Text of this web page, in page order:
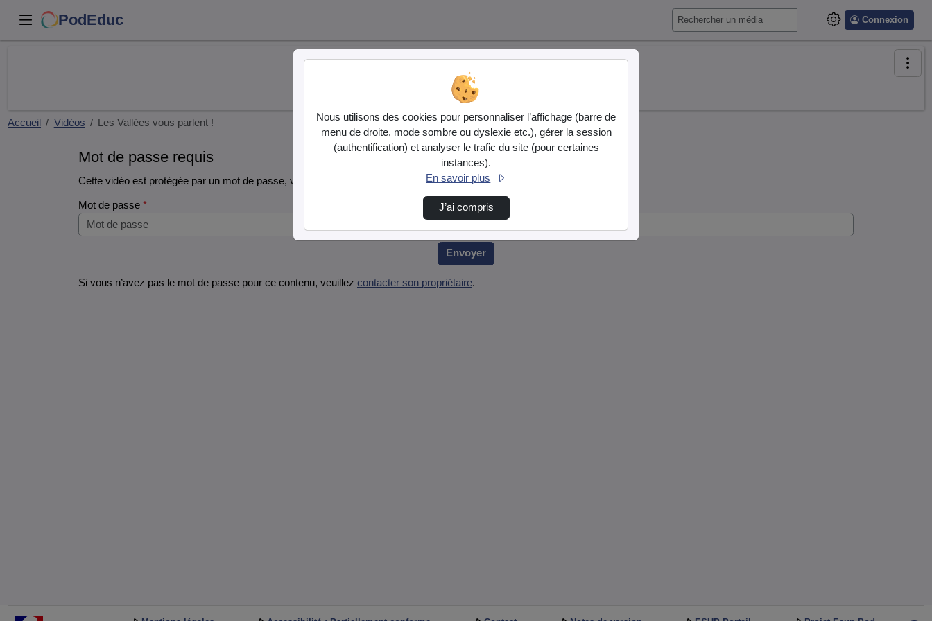
PodEduc Connexion
Accueil Vidéos Les Vallées vous parlent !
Mot de passe requis
Cette vidéo est protégée par un mot de passe, veuillez le fournir et cliquez sur envoyer.
Mot de passe *
Envoyer
Si vous n’avez pas le mot de passe pour ce contenu, veuillez contacter son propriétaire.
Nous utilisons des cookies pour personnaliser l’affichage (barre de
menu de droite, mode sombre ou dyslexie etc.), gérer la session
(authentification) et analyser le trafic du site (pour certaines
instances).
En savoir plus
J’ai compris